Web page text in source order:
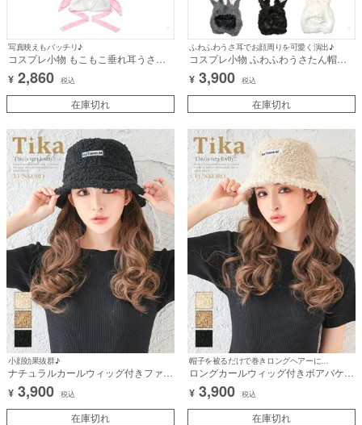
写真映えもバッチリ♪
コスプレ小物 もこもこ垂れ耳うさた
ん帽子【ハロウィン】[tk-hw906100]
¥ 2,860 税込
在庫切れ
ふわふわうさ耳でお顔周りを可愛く演出♪
コスプレ小物 ふわふわうさたん帽子
【ハロウィン】[tk-hwbunnyhat]
¥ 3,900 税込
在庫切れ
小顔効果抜群♪
ナチュラルカールウィッグ付きファー
ボアバケットハット (全3カラー)
¥ 3,900 税込
在庫切れ
ロングカールウィッグ付きボアバケッ
ト帽子 (全3カラー)
¥ 3,900 税込
在庫切れ